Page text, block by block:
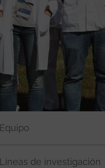
Equipo
Líneas de investigación